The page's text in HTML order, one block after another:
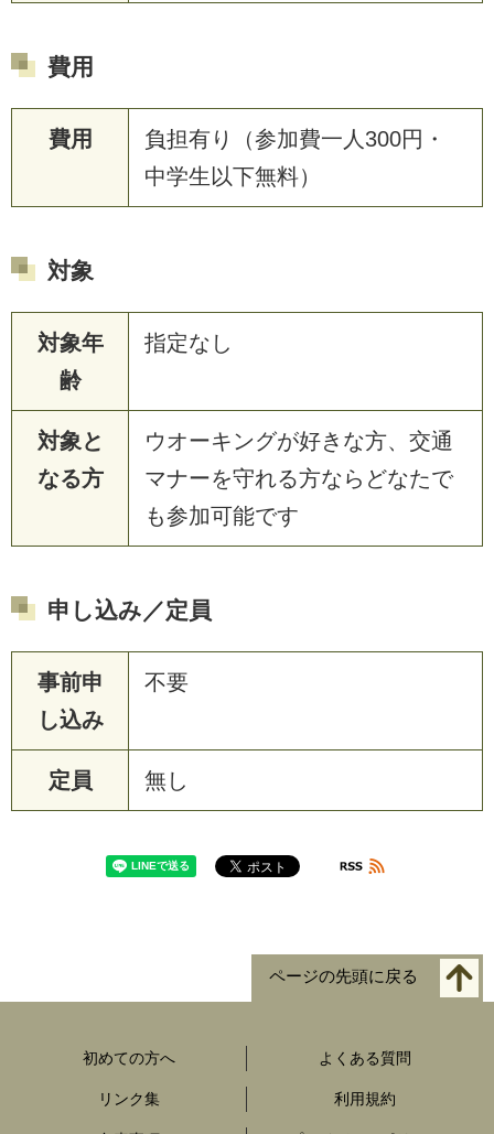
費用
費用
負担有り（参加費一人300円・
中学生以下無料）
対象
対象年
齢
指定なし
対象と
なる方
ウオーキングが好きな方、交通
マナーを守れる方ならどなたで
も参加可能です
申し込み／定員
事前申
し込み
不要
定員 無し
ページの先頭に戻る
初めての方へ よくある質問
リンク集 利用規約